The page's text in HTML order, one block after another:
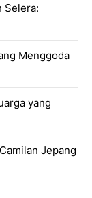
Selera:
Menggoda
yang
Jepang